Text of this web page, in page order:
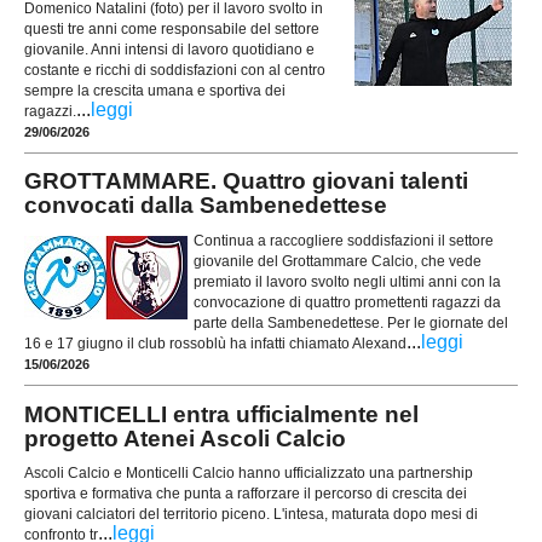
Domenico Natalini (foto) per il lavoro svolto in
questi tre anni come responsabile del settore
giovanile. Anni intensi di lavoro quotidiano e
costante e ricchi di soddisfazioni con al centro
sempre la crescita umana e sportiva dei
ragazzi. ... leggi
29/06/2026
GROTTAMMARE. Quattro giovani talenti
convocati dalla Sambenedettese
Continua a raccogliere soddisfazioni il settore
giovanile del Grottammare Calcio, che vede
premiato il lavoro svolto negli ultimi anni con la
convocazione di quattro promettenti ragazzi da
parte della Sambenedettese. Per le giornate del
16 e 17 giugno il club rossoblù ha infatti chiamato Alexand... leggi
15/06/2026
MONTICELLI entra ufficialmente nel
progetto Atenei Ascoli Calcio
Ascoli Calcio e Monticelli Calcio hanno ufficializzato una partnership
sportiva e formativa che punta a rafforzare il percorso di crescita dei
giovani calciatori del territorio piceno. L'intesa, maturata dopo mesi di
confronto tr... leggi